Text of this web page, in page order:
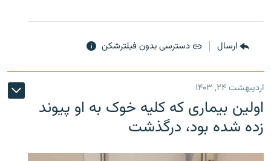
ارسال دسترسی بدون فیلترشکن
اردیبهشت ۲۴, ۱۴۰۳
اولین بیماری که کلیه خوک به او پیوند
زده شده بود، درگذشت